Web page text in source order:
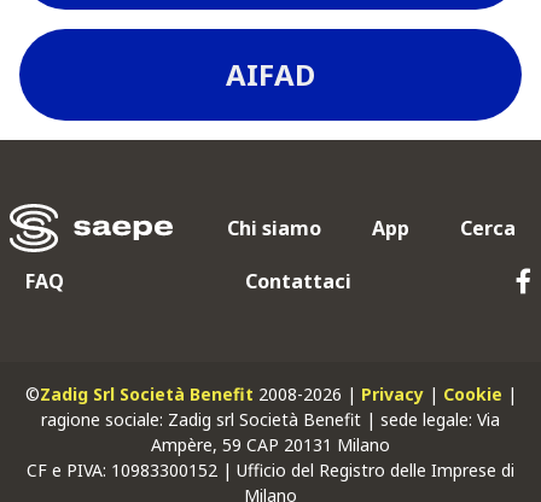
AIFAD
Chi siamo App
Cerca
FAQ
Contattaci
©Zadig Srl Società Benefit 2008-2026 | Privacy| Cookie |
ragione sociale: Zadig srl Società Benefit | sede legale: Via
Ampère, 59 CAP 20131 Milano
CF e PIVA: 10983300152 | Ufficio del Registro delle Imprese di
Milano